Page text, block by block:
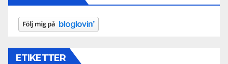
ETIKETTER